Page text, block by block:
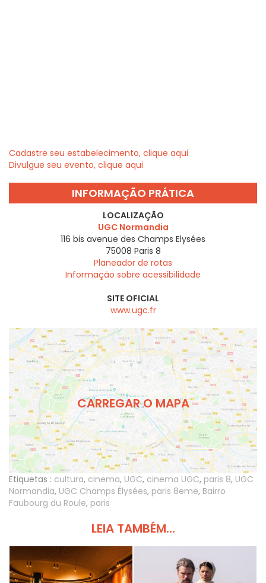
Cadastre seu estabelecimento, clique aqui
Divulgue seu evento, clique aqui
INFORMAÇÃO PRÁTICA
LOCALIZAÇÃO
UGC Normandia
116 bis avenue des Champs Elysées
75008 Paris 8
Planeador de rotas
Informação sobre acessibilidade
SITE OFICIAL
www.ugc.fr
CARREGAR O MAPA
Etiquetas : cultura, cinema, UGC, cinema UGC, paris 8, UGC
Normandia, UGC Champs Élysées, paris 8eme, Bairro
Faubourg du Roule, paris
LEIA TAMBÉM...